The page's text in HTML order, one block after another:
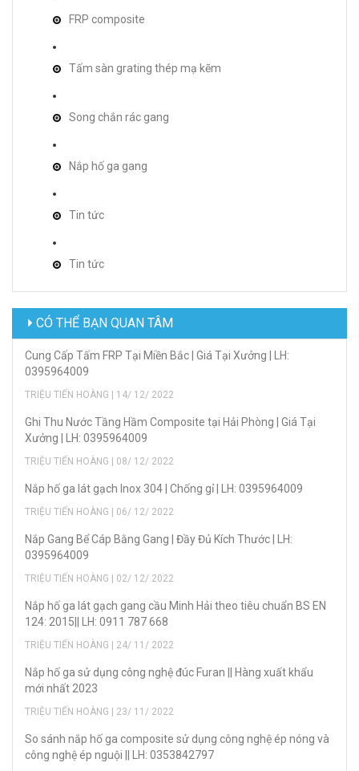
FRP composite
Tấm sàn grating thép mạ kẽm
Song chắn rác gang
Nắp hố ga gang
Tin tức
Tin tức
CÓ THỂ BẠN QUAN TÂM
Cung Cấp Tấm FRP Tại Miền Bắc | Giá Tại Xưởng | LH:
0395964009
TRIỆU TIẾN HOÀNG | 14/ 12/ 2022
Ghi Thu Nước Tầng Hầm Composite tại Hải Phòng | Giá Tại
Xưởng | LH: 0395964009
TRIỆU TIẾN HOÀNG | 08/ 12/ 2022
Nắp hố ga lát gạch Inox 304 | Chống gỉ | LH: 0395964009
TRIỆU TIẾN HOÀNG | 06/ 12/ 2022
Nắp Gang Bể Cáp Bằng Gang | Đầy Đủ Kích Thước | LH:
0395964009
TRIỆU TIẾN HOÀNG | 02/ 12/ 2022
Nắp hố ga lát gạch gang cầu Minh Hải theo tiêu chuẩn BS EN
124: 2015|| LH: 0911 787 668
TRIỆU TIẾN HOÀNG | 24/ 11/ 2022
Nắp hố ga sử dụng công nghệ đúc Furan || Hàng xuất khẩu
mới nhất 2023
TRIỆU TIẾN HOÀNG | 23/ 11/ 2022
So sánh nắp hố ga composite sử dụng công nghệ ép nóng và
công nghệ ép nguội || LH: 0353842797